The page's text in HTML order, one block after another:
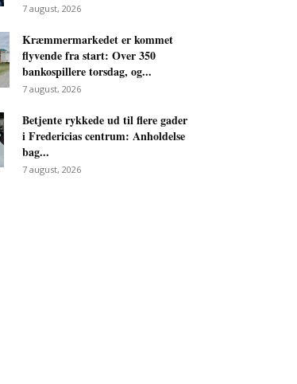
7 august, 2026
Kræmmermarkedet er kommet
flyvende fra start: Over 350
bankospillere torsdag, og...
7 august, 2026
Betjente rykkede ud til flere gader
i Fredericias centrum: Anholdelse
bag...
7 august, 2026